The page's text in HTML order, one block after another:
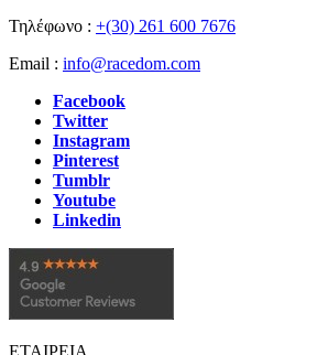
Τηλέφωνο : +(30) 261 600 7676
Email : info@racedom.com
Facebook
Twitter
Instagram
Pinterest
Tumblr
Youtube
Linkedin